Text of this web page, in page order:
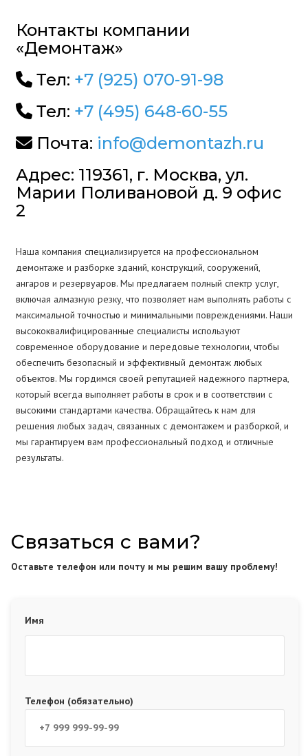
Контакты компании
«Демонтаж»
Тел: +7 (925) 070-91-98
Тел: +7 (495) 648-60-55
Почта: info@demontazh.ru
Адрес: 119361, г. Москва, ул.
Марии Поливановой д. 9 офис
2
Наша компания специализируется на профессиональном
демонтаже и разборке зданий, конструкций, сооружений,
ангаров и резервуаров. Мы предлагаем полный спектр услуг,
включая алмазную резку, что позволяет нам выполнять работы с
максимальной точностью и минимальными повреждениями. Наши
высококвалифицированные специалисты используют
современное оборудование и передовые технологии, чтобы
обеспечить безопасный и эффективный демонтаж любых
объектов. Мы гордимся своей репутацией надежного партнера,
который всегда выполняет работы в срок и в соответствии с
высокими стандартами качества. Обращайтесь к нам для
решения любых задач, связанных с демонтажем и разборкой, и
мы гарантируем вам профессиональный подход и отличные
результаты.
Связаться с вами?
Оставьте телефон или почту и мы решим вашу проблему!
Имя
Телефон (обязательно)